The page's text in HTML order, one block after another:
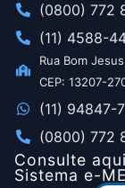
(0800) 772
(11) 4588-
Rua Bom
CEP: 13207-
(11) 94847-
(0800) 772
Consulte
Sistema e-